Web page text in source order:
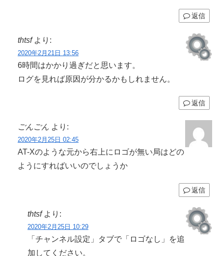
返信
thtsf より:
2020年2月21日 13:56
6時間はかかり過ぎだと思います。
ログを見れば原因が分かるかもしれません。
返信
ごんごん より:
2020年2月25日 02:45
AT-Xのような元から右上にロゴが無い局はどの
ようにすればいいのでしょうか
返信
thtsf より:
2020年2月25日 10:29
「チャンネル設定」タブで「ロゴなし」を追
加してください。